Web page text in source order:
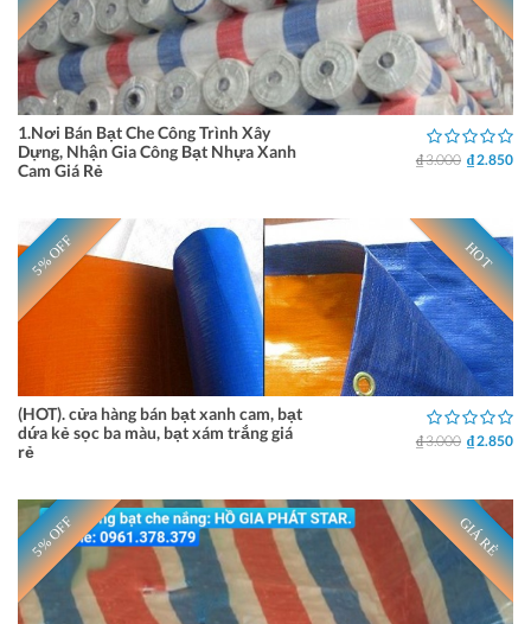
1.Nơi Bán Bạt Che Công Trình Xây
Dựng, Nhận Gia Công Bạt Nhựa Xanh
Cam Giá Rẻ
₫ 3.000 ₫ 2.850
5% OFF HOT
(HOT). cửa hàng bán bạt xanh cam, bạt
dứa kẻ sọc ba màu, bạt xám trắng giá
rẻ
₫ 3.000 ₫ 2.850
5% OFF GIÁ RẺ